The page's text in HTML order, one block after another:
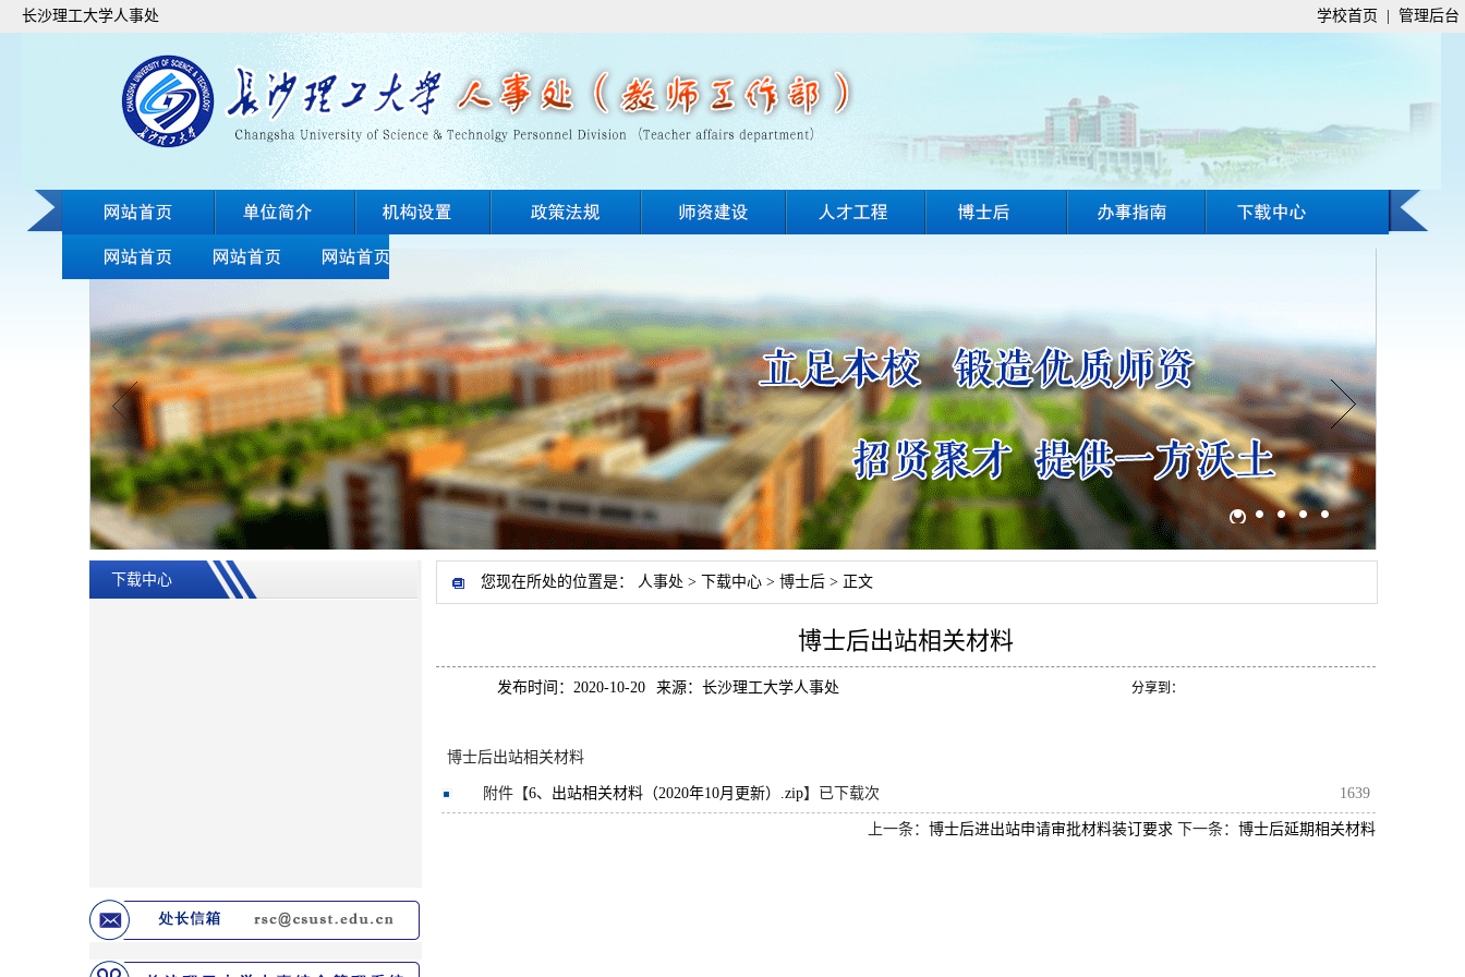
长沙理工大学人事处 学校首页 管理后台
下载中心 您现在所处的位置是： 人事处 > 下载中心 > 博士后 > 正文
博士后出站相关材料
发布时间：2020-10-20 来源：长沙理工大学人事处 分享到：
博士后出站相关材料
附件【6、出站相关材料（2020年10月更新）.zip】已下载 1639
次
上一条： 博士后进出站申请审批材料装订要求 下一条： 博士后延期相关材料